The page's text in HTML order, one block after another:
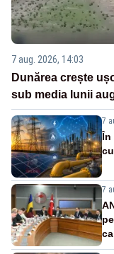
7 aug. 2026, 14:03
Dunărea crește
sub media lunii
7
În
7